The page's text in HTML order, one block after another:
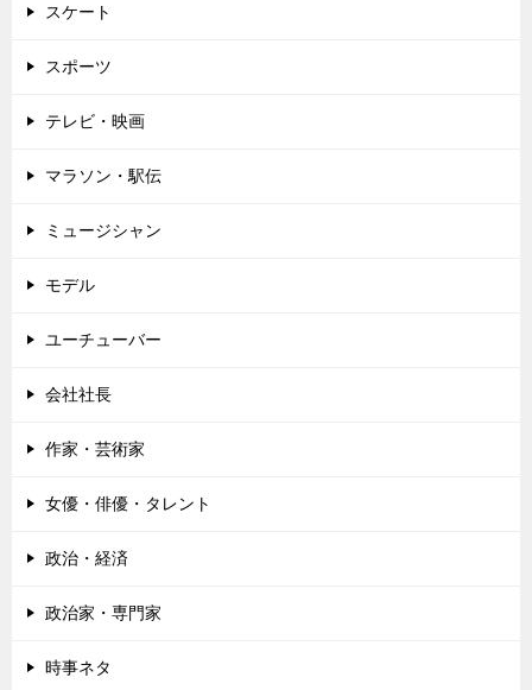
スケート
スポーツ
テレビ・映画
マラソン・駅伝
ミュージシャン
モデル
ユーチューバー
会社社長
作家・芸術家
女優・俳優・タレント
政治・経済
政治家・専門家
時事ネタ